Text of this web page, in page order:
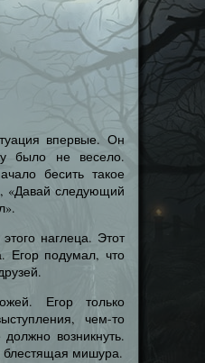
впервые. Он
было не весело.
бесить такое
«Давай следующий
наглеца. Этот
Егор подумал, что
Егор только
чем-то
возникнуть.
блестящая мишура.